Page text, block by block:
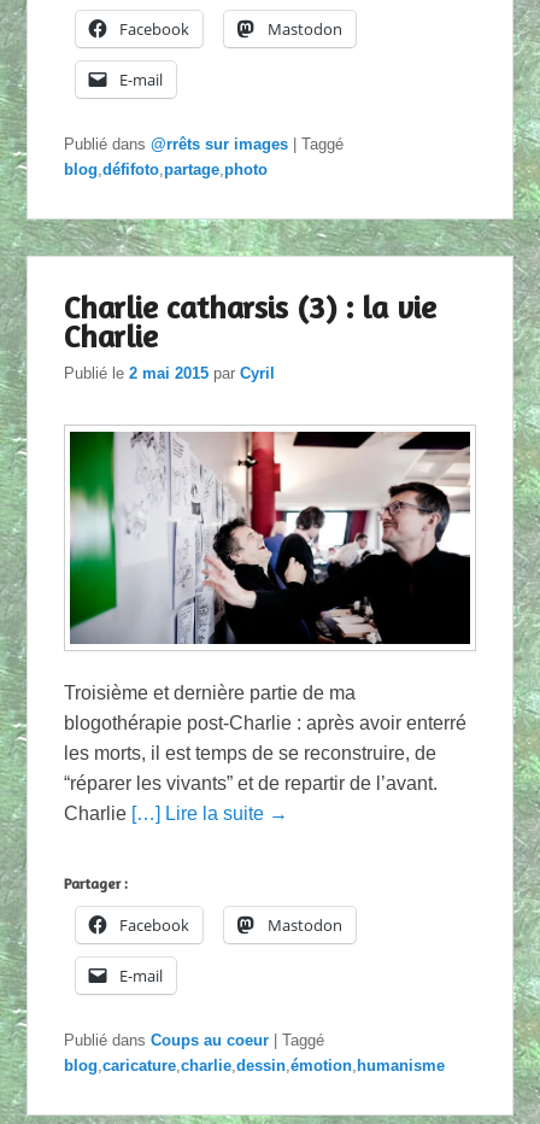
Facebook Mastodon
E-mail
Publié dans @rrêts sur images |Taggé
blog,défifoto,partage,photo
Charlie catharsis (3) : la vie
Charlie
Publié le2 mai 2015 parCyril
Troisième et dernière partie de ma
blogothérapie post-Charlie : après avoir enterré
les morts, il est temps de se reconstruire, de
“réparer les vivants” et de repartir de l’avant.
Charlie […] Lire la suite →
Partager :
Facebook Mastodon
E-mail
Publié dans Coups au coeur |Taggé
blog,caricature,charlie,dessin,émotion, humanisme